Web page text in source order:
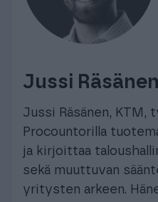
Jussi Räsänen
Jussi Räsänen, KTM,
Procountorilla
ja kirjoittaa
sekä muuttuvan
yritysten arkeen.